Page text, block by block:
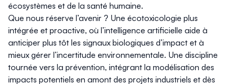
écosystèmes et de la santé humaine.
Que nous réserve l’avenir ? Une écotoxicologie plus
intégrée et proactive, où l’intelligence artificielle aide à
anticiper plus tôt les signaux biologiques d’impact et à
mieux gérer l’incertitude environnementale. Une discipline
tournée vers la prévention, intégrant la modélisation des
impacts potentiels en amont des projets industriels et dès